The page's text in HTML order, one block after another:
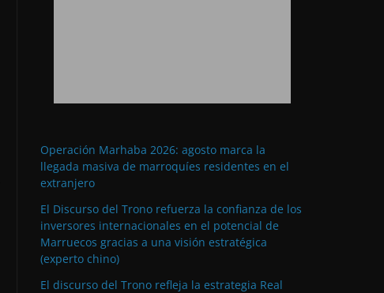
Operación Marhaba 2026: agosto marca la
llegada masiva de marroquíes residentes en el
extranjero
El Discurso del Trono refuerza la confianza de los
inversores internacionales en el potencial de
Marruecos gracias a una visión estratégica
(experto chino)
El discurso del Trono refleja la estrategia Real